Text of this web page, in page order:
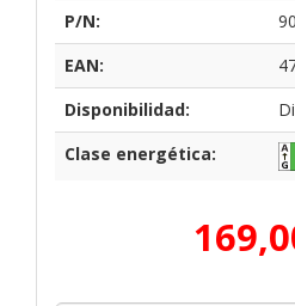
P/N:
EAN:
Disponibilidad:
Clase energética: